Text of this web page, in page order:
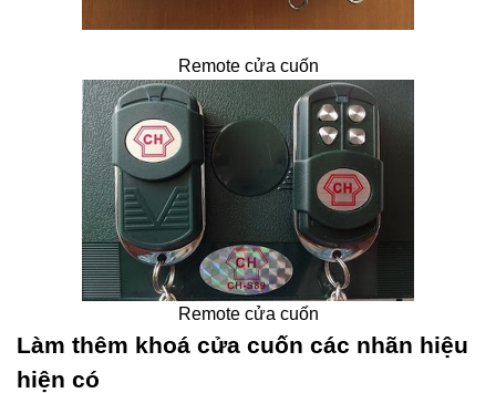
Remote cửa cuốn
Remote cửa cuốn
Làm thêm khoá cửa cuốn các nhãn hiệu
hiện có